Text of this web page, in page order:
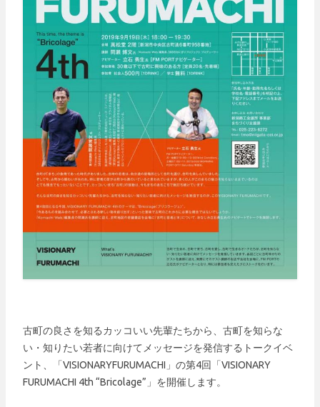
古町の良さを知るカッコいい先輩たちから、古町を知らな
い・知りたい若者に向けてメッセージを発信するトークイベ
ント、「VISIONARYFURUMACHI」の第4回「VISIONARY
FURUMACHI 4th “Bricolage”」を開催します。